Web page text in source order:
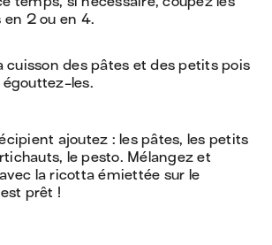
2 ou en 4.
cuisson des pâtes et des petits pois
les.
ajoutez : les pâtes, les petits
le pesto. Mélangez et
la ricotta émiettée sur le
prêt !